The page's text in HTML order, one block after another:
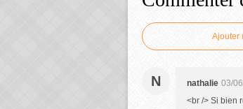
Ajouter
N nathalie 03/
<br /> Si bien